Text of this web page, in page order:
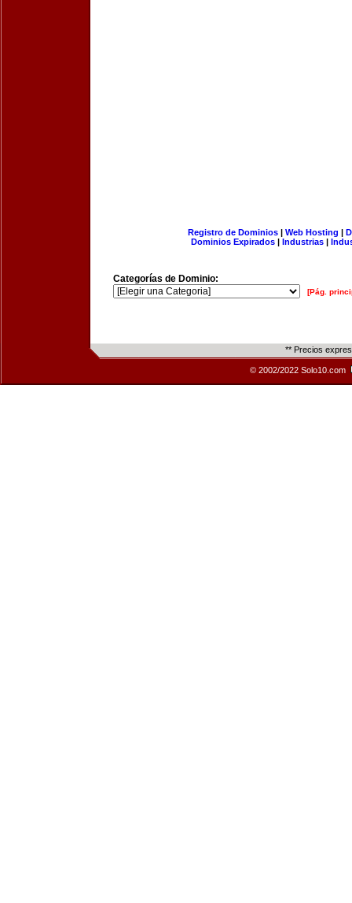
Registro de Dominios| Web Hosting |
Dominios Expirados | Industrias |
Categorías de Dominio:
[Pág.
** Precios
© 2002/2022 Solo10.com